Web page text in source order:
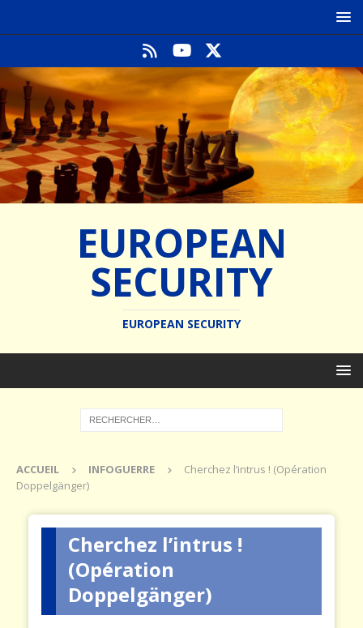
EUROPEAN
SECURITY
EUROPEAN SECURITY
ACCUEIL INFOGUERRE
Cherchez l’intrus ! (Opération
Doppelgänger)
Cherchez l’intrus !
(Opération
Doppelgänger)